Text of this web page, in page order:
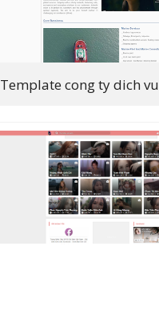
Template cong ty dich vu